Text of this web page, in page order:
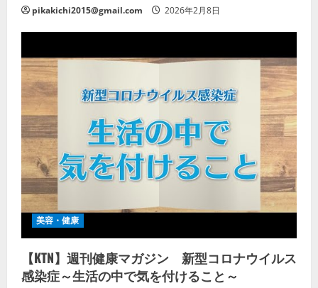
pikakichi2015@gmail.com 2026年2月8日
美容・健康
【KTN】週刊健康マガジン 新型コロナウイルス
感染症～生活の中で気を付けること～